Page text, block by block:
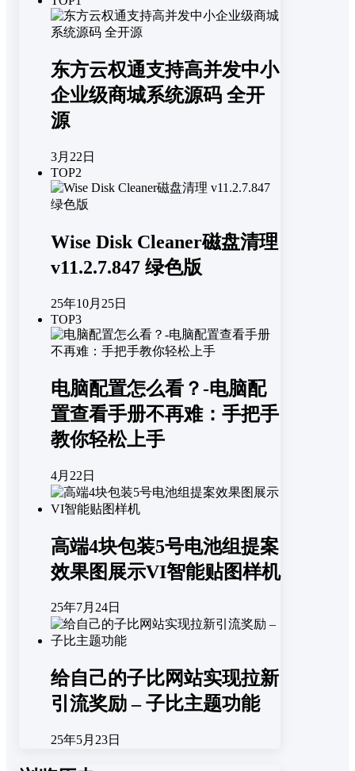
东方云权通支持高并发中小
企业级商城系统源码 全开
源
3月22日
TOP2
Wise Disk Cleaner磁盘清理
v11.2.7.847 绿色版
25年10月25日
TOP3
电脑配置怎么看？-电脑配
置查看手册不再难：手把手
教你轻松上手
4月22日
高端4块包装5号电池组提案
效果图展示VI智能贴图样机
25年7月24日
给自己的子比网站实现拉新
引流奖励 – 子比主题功能
25年5月23日